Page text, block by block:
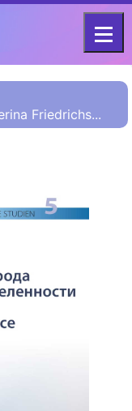
2023
Friedrichs...